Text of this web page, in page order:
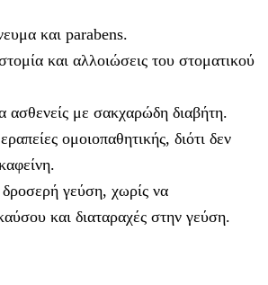
και parabens.
και αλλοιώσεις του στοματικού
ασθενείς με σακχαρώδη διαβήτη.
ομοιοπαθητικής, διότι δεν
δροσερή γεύση, χωρίς να
και διαταραχές στην γεύση.